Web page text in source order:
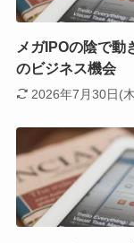
メガIPOの陰で動
のビジネス機会
2026年7月30日(